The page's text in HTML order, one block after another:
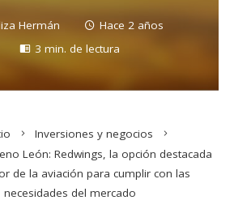
Hermán
Hace 2 años
3 min. de lectura
Inversiones y negocios
León: Redwings, la opción destacada
de la aviación para cumplir con las
necesidades del mercado